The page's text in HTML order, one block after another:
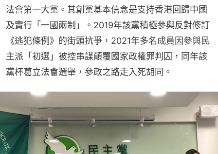
法會第一大黨。其創黨基本信念是支持香港回歸中國
及實行「一國兩制」。2019年該黨積極參與反對修訂
《逃犯條例》的街頭抗爭，2021年多名成員因參與民
主派「初選」被控串謀顛覆國家政權罪判囚，同年該
黨杯葛立法會選舉，參政之路走入死胡同。